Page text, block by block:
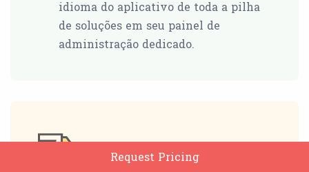
idioma do aplicativo de toda a pilha
de soluções em seu painel de
administração dedicado.
Request Pricing